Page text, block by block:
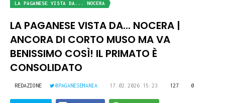
LA PAGANESE VISTA DA... NOCERA
LA PAGANESE VISTA DA... NOCERA |
ANCORA DI CORTO MUSO MA VA
BENISSIMO COSÌ! IL PRIMATO È
CONSOLIDATO
REDAZIONE @PAGANESEMANIA 17.02.2026 15:23 127 0